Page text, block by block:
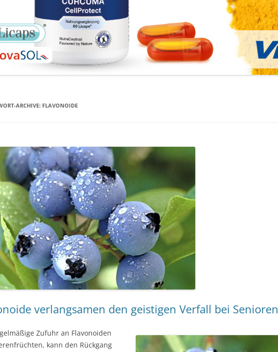
ARCHIVE: FLAVONOIDE
verlangsamen den geistigen Verfall bei Senioren
Zufuhr an Flavonoiden
kann den Rückgang